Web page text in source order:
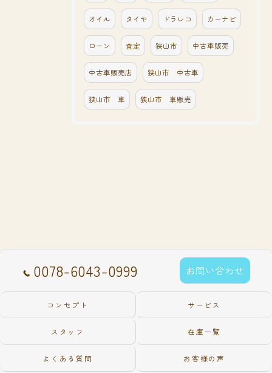
オイル タイヤ ドラレコ カーナビ
ローン 査定 狭山市 中古車販売
中古車販売店 狭山市 中古車
狭山市 車 狭山市 車販売
0078-6043-0999 お問い合わせ
コンセプト サービス
スタッフ 在庫一覧
よくある質問 お客様の声